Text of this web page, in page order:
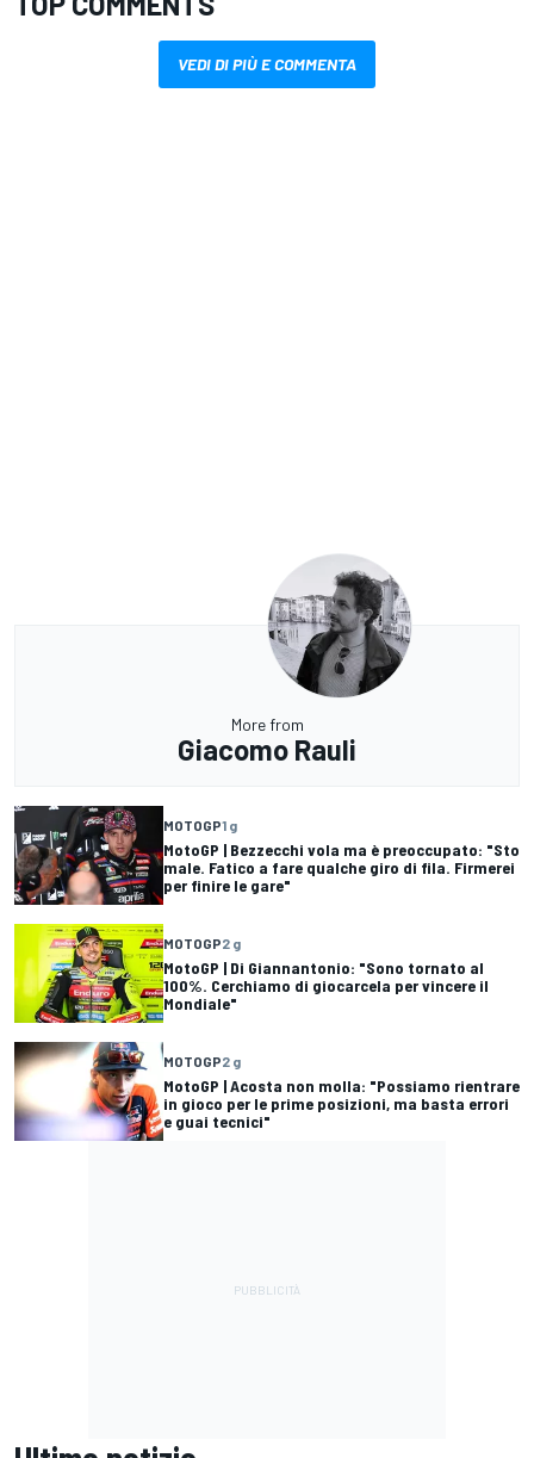
VEDI DI PIÙ E COMMENTA
More from
Giacomo Rauli
MOTOGP1 g
MotoGP | Bezzecchi vola ma è preoccupato: "Sto
male. Fatico a fare qualche giro di fila. Firmerei
per finire le gare"
MOTOGP2 g
MotoGP | Di Giannantonio: "Sono tornato al
100%. Cerchiamo di giocarcela per vincere il
Mondiale"
MOTOGP2 g
MotoGP | Acosta non molla: "Possiamo rientrare
in gioco per le prime posizioni, ma basta errori
e guai tecnici"